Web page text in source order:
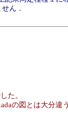
ん．
た。
の図とは大分違